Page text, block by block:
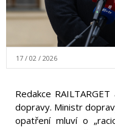
17 / 02 / 2026
Redakce
dopravy. Ministr
opatření mluví o